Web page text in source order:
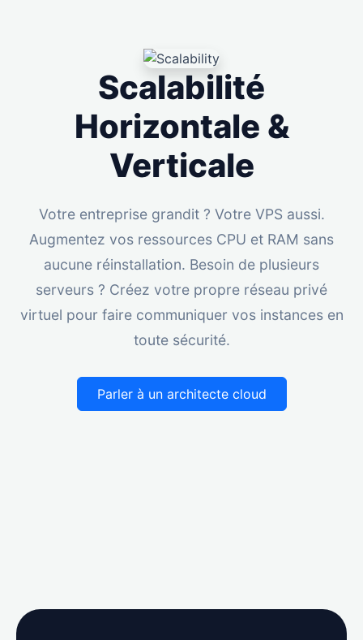
Scalabilité
Horizontale &
Verticale
Votre entreprise grandit ? Votre VPS aussi.
Augmentez vos ressources CPU et RAM sans
aucune réinstallation. Besoin de plusieurs
serveurs ? Créez votre propre réseau privé
virtuel pour faire communiquer vos instances en
toute sécurité.
Parler à un architecte cloud